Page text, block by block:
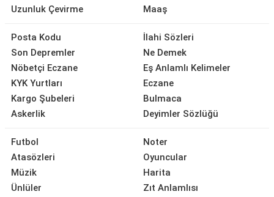
Uzunluk Çevirme
Maaş
Posta Kodu
Son Depremler
Nöbetçi Eczane
KYK Yurtları
Kargo Şubeleri
Askerlik
İlahi Sözleri
Ne Demek
Eş Anlamlı Kelimeler
Eczane
Bulmaca
Deyimler Sözlüğü
Futbol
Atasözleri
Müzik
Ünlüler
Noter
Oyuncular
Harita
Zıt Anlamlısı